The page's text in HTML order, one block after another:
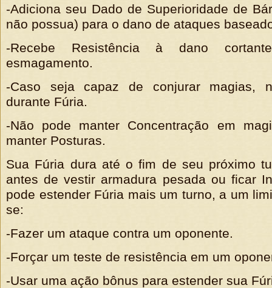
-Adiciona seu Dado de Superioridade de
não possua) para o dano de ataques
-Recebe Resistência à dano
esmagamento.
-Caso seja capaz de conjurar magias,
durante Fúria.
-Não pode manter Concentração em
manter Posturas.
Sua Fúria dura até o fim de seu próximo
antes de vestir armadura pesada ou ficar
pode estender Fúria mais um turno, a um
se:
-Fazer um ataque contra um oponente.
-Forçar um teste de resistência em um
-Usar uma ação bônus para estender sua